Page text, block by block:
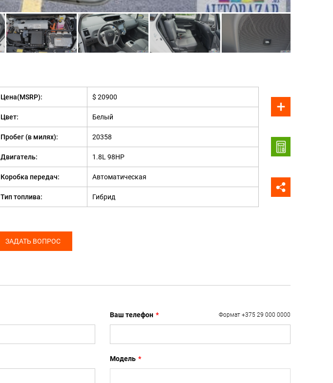
Цена(MSRP): $ 20900
Цвет: Белый
Пробег (в милях): 20358
Двигатель: 1.8L 98HP
Коробка передач: Автоматическая
Тип топлива: Гибрид
ЗАДАТЬ ВОПРОС
Ваш телефон * Формат +375 29 000 0000
Модель *